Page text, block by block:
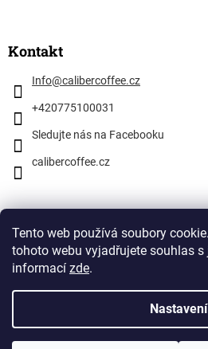
Tento web používá soubory
tohoto webu vyjadřujete souhlas
informací zde.
Nastavení
Kontakt
Info@calibercoffee.cz
+420775100031
Sledujte nás na Facebooku
calibercoffee.cz
Caliber Club